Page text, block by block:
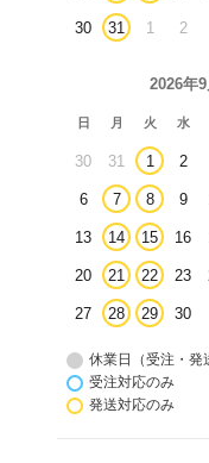
30 31 1 2
2026年9
日 月 火 水
30 31 1 2
6 7 8 9
13 14 15 16
20 21 22 23
27 28 29 30
休業日（受注・発
受注対応のみ
発送対応のみ